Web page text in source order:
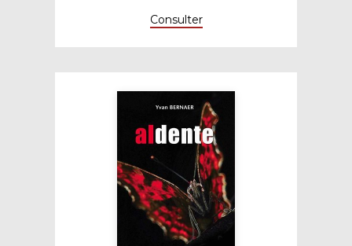
Consulter